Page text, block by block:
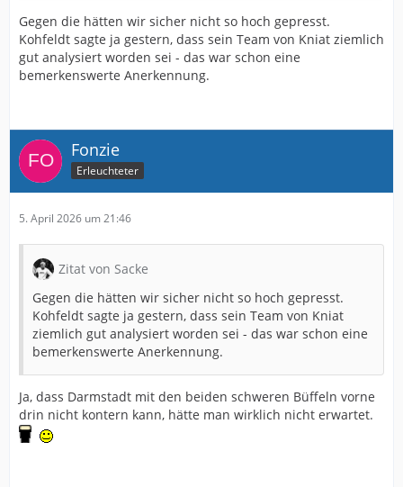
Gegen die hätten wir sicher nicht so hoch gepresst.
Kohfeldt sagte ja gestern, dass sein Team von Kniat ziemlich
gut analysiert worden sei - das war schon eine
bemerkenswerte Anerkennung.
Fonzie
Erleuchteter
5. April 2026 um 21:46
Zitat von Sacke
Gegen die hätten wir sicher nicht so hoch gepresst.
Kohfeldt sagte ja gestern, dass sein Team von Kniat
ziemlich gut analysiert worden sei - das war schon eine
bemerkenswerte Anerkennung.
Ja, dass Darmstadt mit den beiden schweren Büffeln vorne
drin nicht kontern kann, hätte man wirklich nicht erwartet.